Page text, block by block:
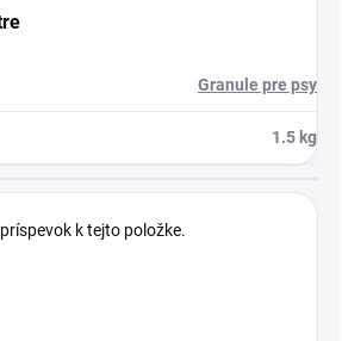
Granule pre psy
1.5 kg
k tejto položke.